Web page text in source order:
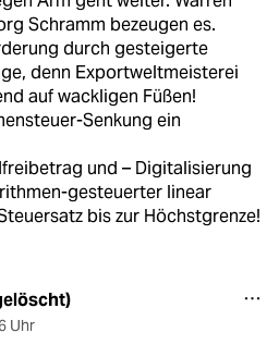
Schramm bezeugen es.
durch gesteigerte
denn Exportweltmeisterei
auf wackligen Füßen!
Senkung ein
und – Digitalisierung
gesteuerter linear
bis zur Höchstgrenze!
Uhr